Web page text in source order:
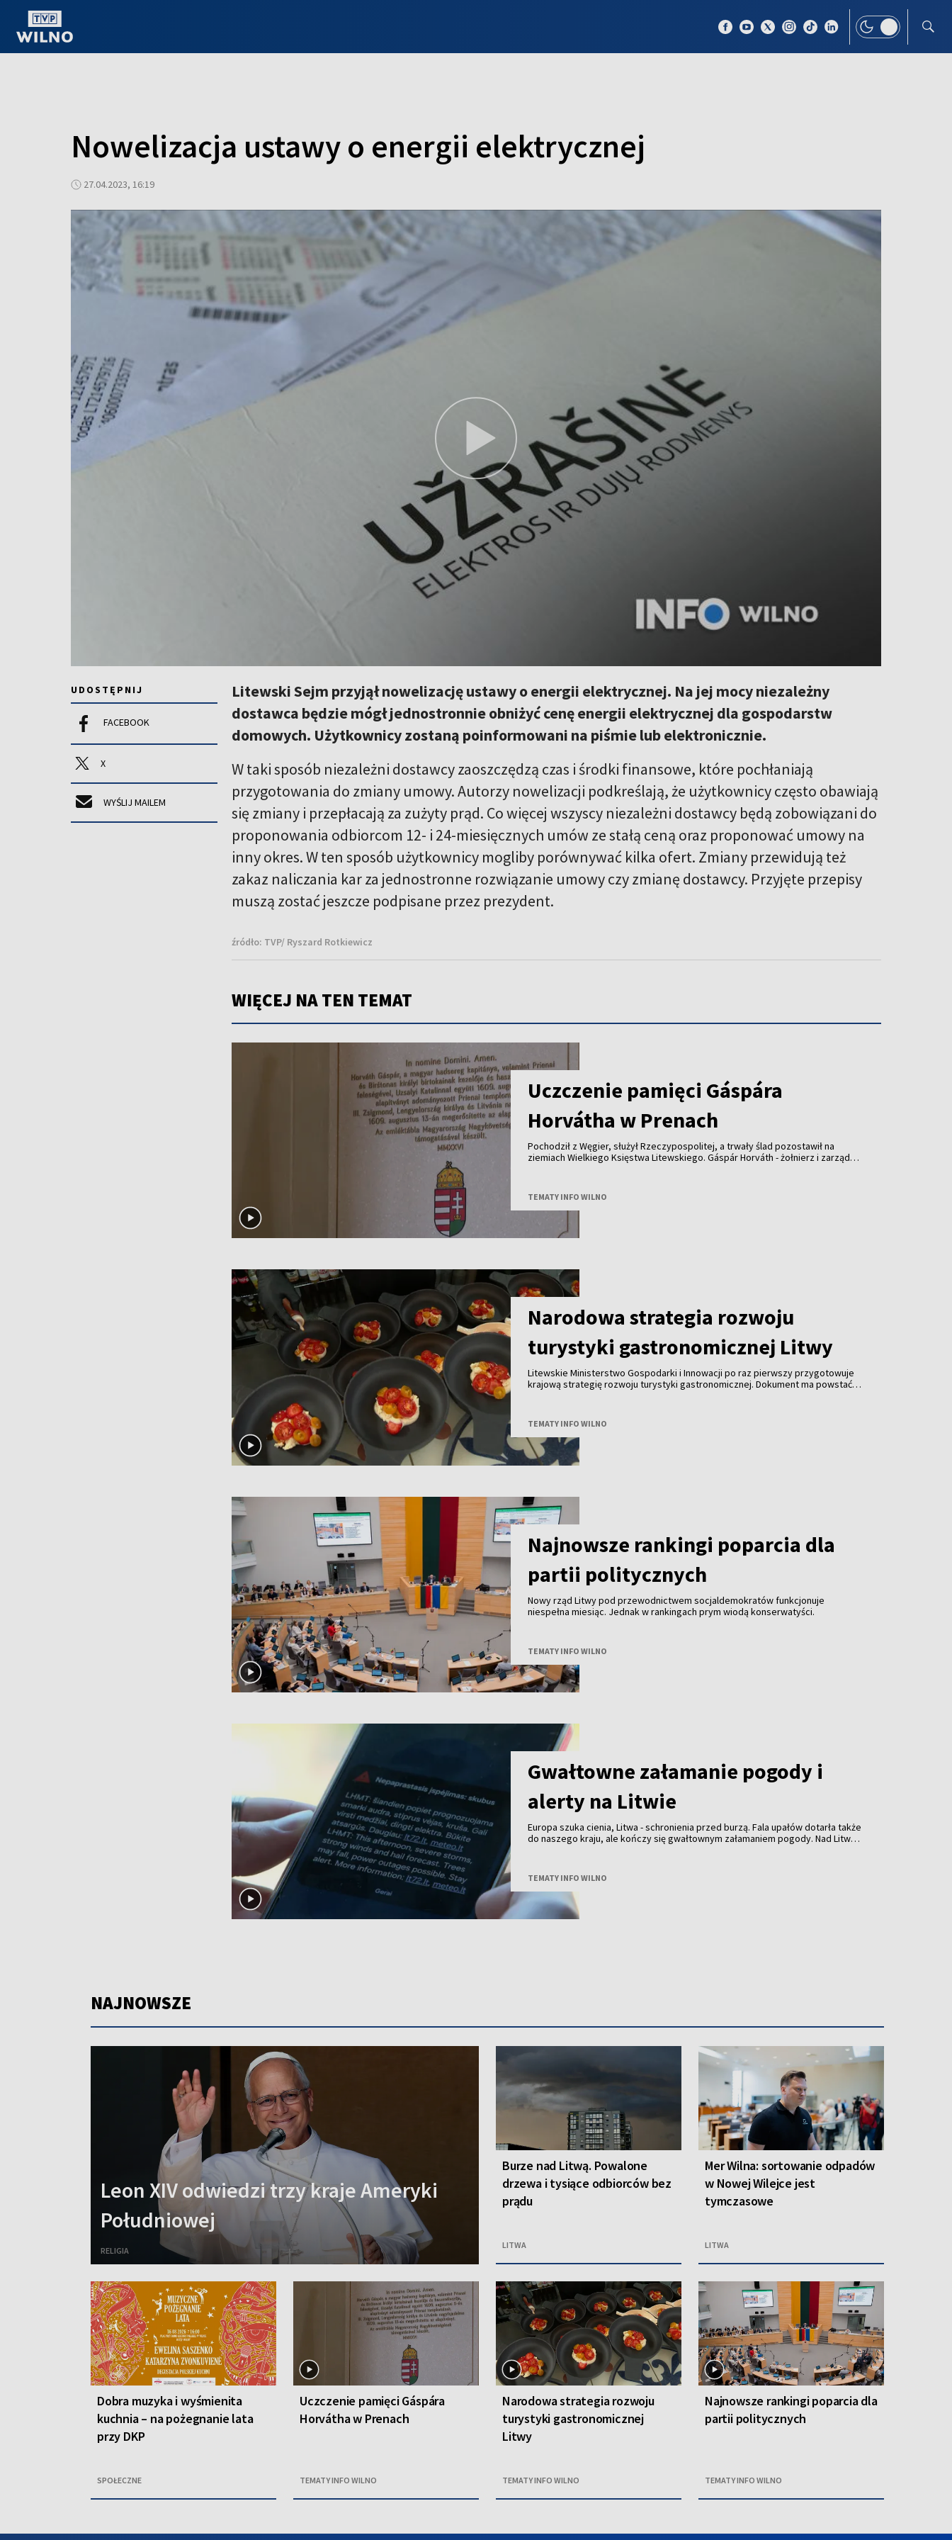
Nowelizacja ustawy o energii elektrycznej
27.04.2023, 16:19
UDOSTĘPNIJ
FACEBOOK
X
WYŚLIJ MAILEM
Litewski Sejm przyjął nowelizację ustawy o energii elektrycznej. Na jej mocy niezależny
dostawca będzie mógł jednostronnie obniżyć cenę energii elektrycznej dla gospodarstw
domowych. Użytkownicy zostaną poinformowani na piśmie lub elektronicznie.
W taki sposób niezależni dostawcy zaoszczędzą czas i środki finansowe, które pochłaniają
przygotowania do zmiany umowy. Autorzy nowelizacji podkreślają, że użytkownicy często obawiają
się zmiany i przepłacają za zużyty prąd. Co więcej wszyscy niezależni dostawcy będą zobowiązani do
proponowania odbiorcom 12- i 24-miesięcznych umów ze stałą ceną oraz proponować umowy na
inny okres. W ten sposób użytkownicy mogliby porównywać kilka ofert. Zmiany przewidują też
zakaz naliczania kar za jednostronne rozwiązanie umowy czy zmianę dostawcy. Przyjęte przepisy
muszą zostać jeszcze podpisane przez prezydent.
źródło: TVP/ Ryszard Rotkiewicz
WIĘCEJ NA TEN TEMAT
Uczczenie pamięci Gáspára
Horvátha w Prenach
Pochodził z Węgier, służył Rzeczypospolitej, a trwały ślad pozostawił na
ziemiach Wielkiego Księstwa Litewskiego. Gáspár Horváth - żołnierz i zarządca
Polski i Węgier.
TEMATY INFO WILNO
Narodowa strategia rozwoju
turystyki gastronomicznej Litwy
Litewskie Ministerstwo Gospodarki i Innowacji po raz pierwszy przygotowuje
krajową strategię rozwoju turystyki gastronomicznej. Dokument ma powstać
gałęzi litewskiej turystyki, zwiększenie jej konkurencyjności i promocja kraju za
granicą.
TEMATY INFO WILNO
Najnowsze rankingi poparcia dla
partii politycznych
Nowy rząd Litwy pod przewodnictwem socjaldemokratów funkcjonuje
niespełna miesiąc. Jednak w rankingach prym wiodą konserwatyści.
TEMATY INFO WILNO
Gwałtowne załamanie pogody i
alerty na Litwie
Europa szuka cienia, Litwa - schronienia przed burzą. Fala upałów dotarła także
do naszego kraju, ale kończy się gwałtownym załamaniem pogody. Nad Litwą
TEMATY INFO WILNO
NAJNOWSZE
Leon XIV odwiedzi trzy kraje Ameryki
Południowej
RELIGIA
Burze nad Litwą. Powalone
drzewa i tysiące odbiorców bez
prądu
LITWA
Mer Wilna: sortowanie odpadów
w Nowej Wilejce jest
tymczasowe
LITWA
Dobra muzyka i wyśmienita
kuchnia – na pożegnanie lata
przy DKP
SPOŁECZNE
Uczczenie pamięci Gáspára
Horvátha w Prenach
TEMATY INFO WILNO
Narodowa strategia rozwoju
turystyki gastronomicznej
Litwy
TEMATY INFO WILNO
Najnowsze rankingi poparcia dla
partii politycznych
TEMATY INFO WILNO